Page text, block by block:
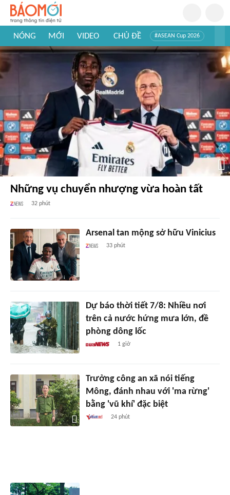
NÓNG MỚI VIDEO CHỦ ĐỀ #ASEAN Cup 2026
#Trí tuệ nhân tạo #Mỹ - Iran
#Khám phá Việt Nam
Những vụ chuyển nhượng vừa hoàn tất
32 phút
Arsenal tan mộng sở hữu Vinicius
33 phút
Dự báo thời tiết 7/8: Nhiều nơi
trên cả nước hứng mưa lớn, đề
phòng dông lốc
1 giờ
Trưởng công an xã nói tiếng
Mông, đánh nhau với 'ma rừng'
bằng 'vũ khí' đặc biệt
24 phút